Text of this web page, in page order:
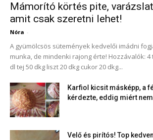
Mámorító körtés pite,
amit csak szeretni lehet!
Nóra -
A gyümölcsös sütemények kedvelői imádni
munka, de mindenki rajong érte! Hozzávalók: 4
dl tej 50 dkg liszt 20 dkg cukor 20 dkg...
Karfiol kicsit másképp, a
kérdezte, eddig miért
Velő és pirítós! Top